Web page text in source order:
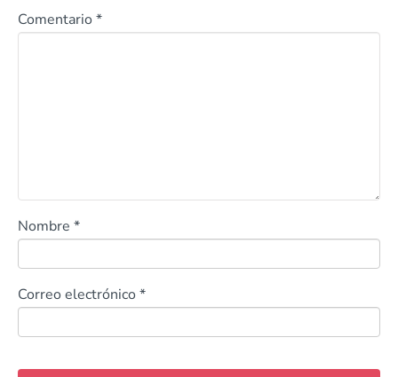
Comentario *
Nombre *
Correo electrónico *